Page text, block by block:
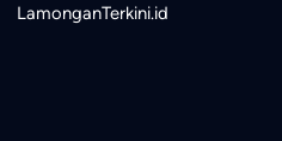
LamonganTerkini.id